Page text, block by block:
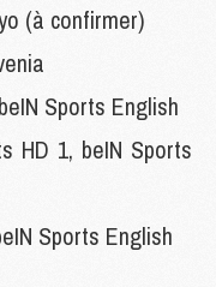
(à confirmer)
Sports English
HD 1, beIN Sports
Sports English